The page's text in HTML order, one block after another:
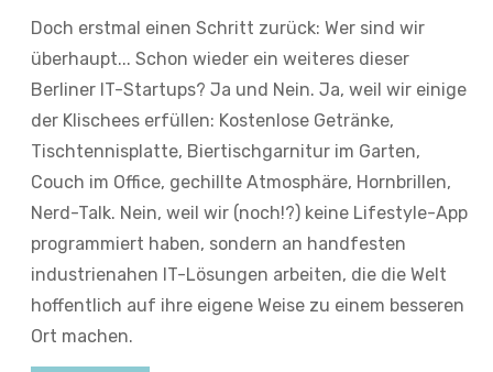
Doch erstmal einen Schritt zurück: Wer sind wir
überhaupt... Schon wieder ein weiteres dieser
Berliner IT-Startups? Ja und Nein. Ja, weil wir einige
der Klischees erfüllen: Kostenlose Getränke,
Tischtennisplatte, Biertischgarnitur im Garten,
Couch im Office, gechillte Atmosphäre, Hornbrillen,
Nerd-Talk. Nein, weil wir (noch!?) keine Lifestyle-App
programmiert haben, sondern an handfesten
industrienahen IT-Lösungen arbeiten, die die Welt
hoffentlich auf ihre eigene Weise zu einem besseren
Ort machen.